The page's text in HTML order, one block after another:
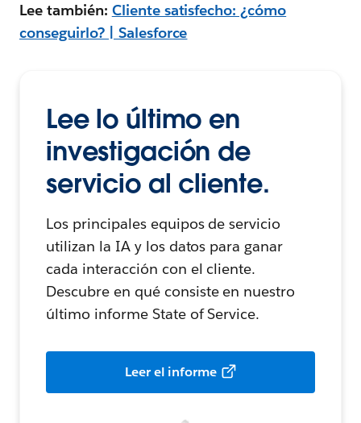
Lee también: Cliente satisfecho: ¿cómo
conseguirlo? | Salesforce
Lee lo último en
investigación de
servicio al cliente.
Los principales equipos de servicio
utilizan la IA y los datos para ganar
cada interacción con el cliente.
Descubre en qué consiste en nuestro
último informe State of Service.
Leer el informe